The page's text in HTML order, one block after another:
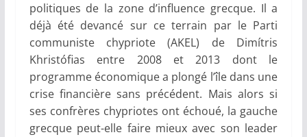
politiques de la zone d’influence grecque. Il a
déjà été devancé sur ce terrain par le Parti
communiste chypriote (AKEL) de Dimítris
Khristófias entre 2008 et 2013 dont le
programme économique a plongé l’île dans une
crise financière sans précédent. Mais alors si
ses confrères chypriotes ont échoué, la gauche
grecque peut-elle faire mieux avec son leader